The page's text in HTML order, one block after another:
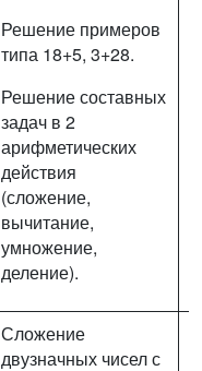
Решение примеров
типа 18+5, 3+28.
Решение составных
задач в 2
арифметических
действия
(сложение,
вычитание,
умножение,
деление).
Сложение
двузначных чисел с